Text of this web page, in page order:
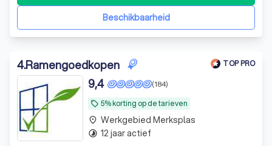
Beschikbaarheid
4.Ramengoedkopen TOP PRO
local_offer 5% korting op de tarieven
(184)
9,4
place Werkgebied Merksplas
timelapse 12 jaar actief